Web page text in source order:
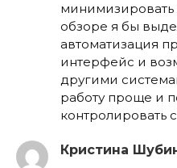
минимизировать
обзоре я бы
автоматизация
интерфейс и
другими
работу проще и
контролировать
Кристина